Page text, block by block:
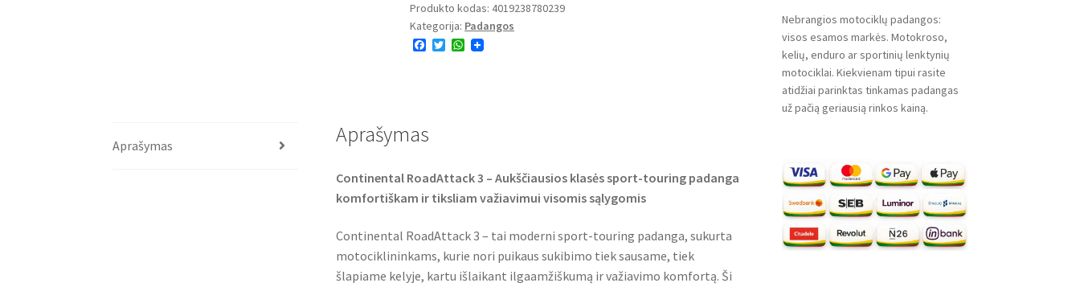
Produkto kodas:4019238780239
Kategorija: Padangos
F
k
T
W
Aprašymas Aprašymas
Continental RoadAttack 3 – Aukščiausios klasės sport-touring padanga
komfortiškam ir tiksliam važiavimui visomis sąlygomis
Continental RoadAttack 3 – tai moderni sport-touring padanga, sukurta
motociklininkams, kurie nori puikaus sukibimo tiek sausame, tiek
šlapiame kelyje, kartu išlaikant ilgaamžiškumą ir važiavimo komfortą. Ši
Nebrangios motociklų padangos:
visos esamos markės. Motokroso,
kelių, enduro ar sportinių lenktynių
motociklai. Kiekvienam tipui rasite
atidžiai parinktas tinkamas padangas
už pačią geriausią rinkos kainą.